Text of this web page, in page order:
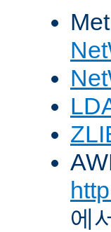
에